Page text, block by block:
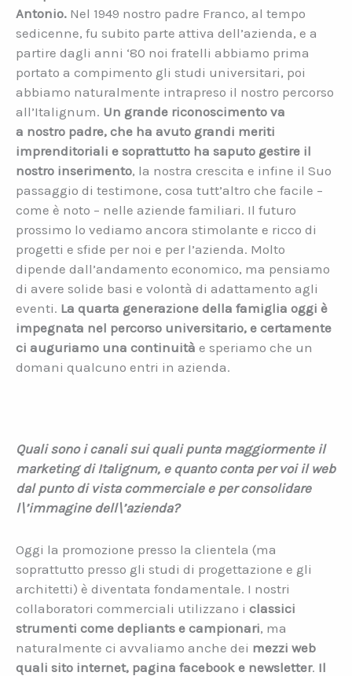
Antonio. Nel 1949 nostro padre Franco, al tempo
sedicenne, fu subito parte attiva dell’azienda, e a
partire dagli anni ‘80 noi fratelli abbiamo prima
portato a compimento gli studi universitari, poi
abbiamo naturalmente intrapreso il nostro percorso
all’Italignum. Un grande riconoscimento va
a nostro padre, che ha avuto grandi meriti
imprenditoriali e soprattutto ha saputo gestire il
nostro inserimento, la nostra crescita e infine il Suo
passaggio di testimone, cosa tutt’altro che facile –
come è noto – nelle aziende familiari. Il futuro
prossimo lo vediamo ancora stimolante e ricco di
progetti e sfide per noi e per l’azienda. Molto
dipende dall’andamento economico, ma pensiamo
di avere solide basi e volontà di adattamento agli
eventi. La quarta generazione della famiglia oggi è
impegnata nel percorso universitario, e certamente
ci auguriamo una continuità e speriamo che un
domani qualcuno entri in azienda.
Quali sono i canali sui quali punta maggiormente il
marketing di Italignum, e quanto conta per voi il web
dal punto di vista commerciale e per consolidare
l\’immagine dell\’azienda?
Oggi la promozione presso la clientela (ma
soprattutto presso gli studi di progettazione e gli
architetti) è diventata fondamentale. I nostri
collaboratori commerciali utilizzano i classici
strumenti come depliants e campionari, ma
naturalmente ci avvaliamo anche dei mezzi web
quali sito internet, pagina facebook e newsletter. Il